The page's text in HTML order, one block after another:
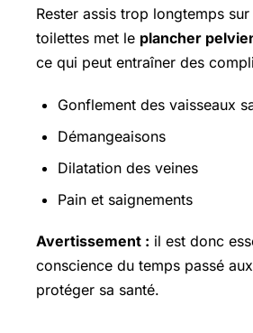
Rester assis trop longtemps
toilettes met le plancher
ce qui peut entraîner des
Gonflement des vaisseaux
Démangeaisons
Dilatation des veines
Pain et saignements
Avertissement : il est donc
conscience du temps passé
protéger sa santé.